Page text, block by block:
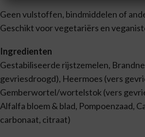
Geen vulstoffen, bindmiddelen of
Geschikt voor vegetariërs en
Ingredienten
Gestabiliseerde rijstzemelen,
gevriesdroogd), Heermoes (vers
Gemberwortel/wortelstok (vers
Alfalfa bloem & blad, Pompoenzaad,
carbonaat, citraat)